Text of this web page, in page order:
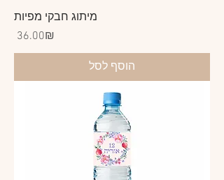
מיתוג חבקי מפיות
Price ‏36.00 ‏₪
הוסף לסל